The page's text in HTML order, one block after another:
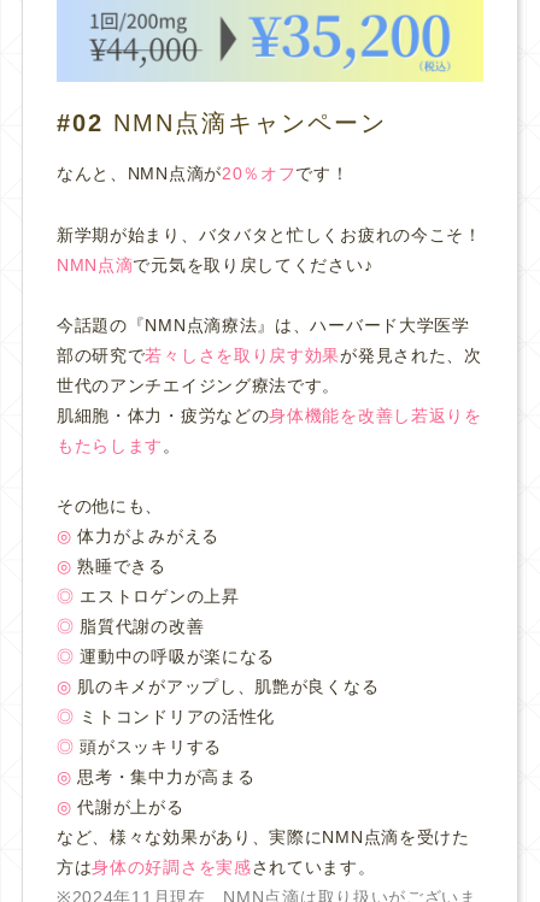
#02 NMN点滴キャンペーン
なんと、NMN点滴が20％オフです！
新学期が始まり、バタバタと忙しくお疲れの今こそ！
NMN点滴で元気を取り戻してください♪
今話題の『NMN点滴療法』は、ハーバード大学医学
部の研究で若々しさを取り戻す効果が発見された、次
世代のアンチエイジング療法です。
肌細胞・体力・疲労などの身体機能を改善し若返りを
もたらします 。
その他にも、
◎ 体力がよみがえる
◎ 熟睡できる
◎ エストロゲンの上昇
◎ 脂質代謝の改善
◎ 運動中の呼吸が楽になる
◎ 肌のキメがアップし、肌艶が良くなる
◎ ミトコンドリアの活性化
◎ 頭がスッキリする
◎ 思考・集中力が高まる
◎ 代謝が上がる
など、様々な効果があり、実際にNMN点滴を受けた
方は身体の好調さを実感されています。
※2024年11月現在、NMN点滴は取り扱いがございま